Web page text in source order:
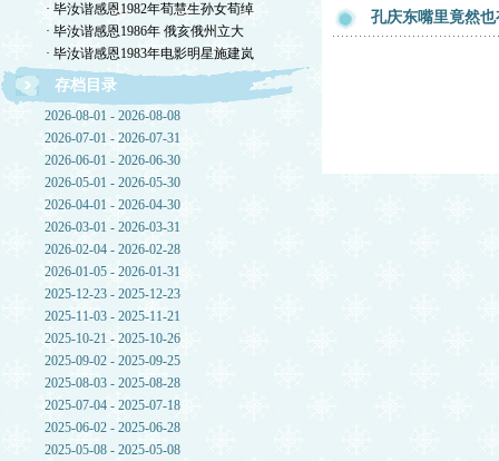
· 毕汝谐感恩1982年荀慧生孙女荀绰
· 毕汝谐感恩1986年 俄亥俄州立大
· 毕汝谐感恩1983年电影明星施建岚
存档目录
2026-08-01 - 2026-08-08
2026-07-01 - 2026-07-31
2026-06-01 - 2026-06-30
2026-05-01 - 2026-05-30
2026-04-01 - 2026-04-30
2026-03-01 - 2026-03-31
2026-02-04 - 2026-02-28
2026-01-05 - 2026-01-31
2025-12-23 - 2025-12-23
2025-11-03 - 2025-11-21
2025-10-21 - 2025-10-26
2025-09-02 - 2025-09-25
2025-08-03 - 2025-08-28
2025-07-04 - 2025-07-18
2025-06-02 - 2025-06-28
2025-05-08 - 2025-05-08
孔庆东嘴里竟然